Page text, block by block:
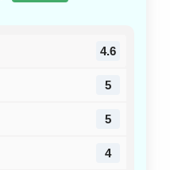
4.6
5
5
4